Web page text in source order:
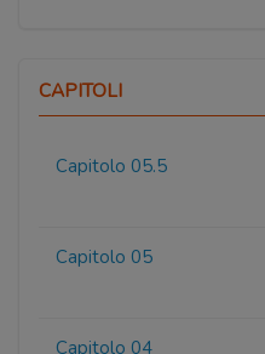
CAPITOLI
Capitolo 05.5
Capitolo 05
Capitolo 04